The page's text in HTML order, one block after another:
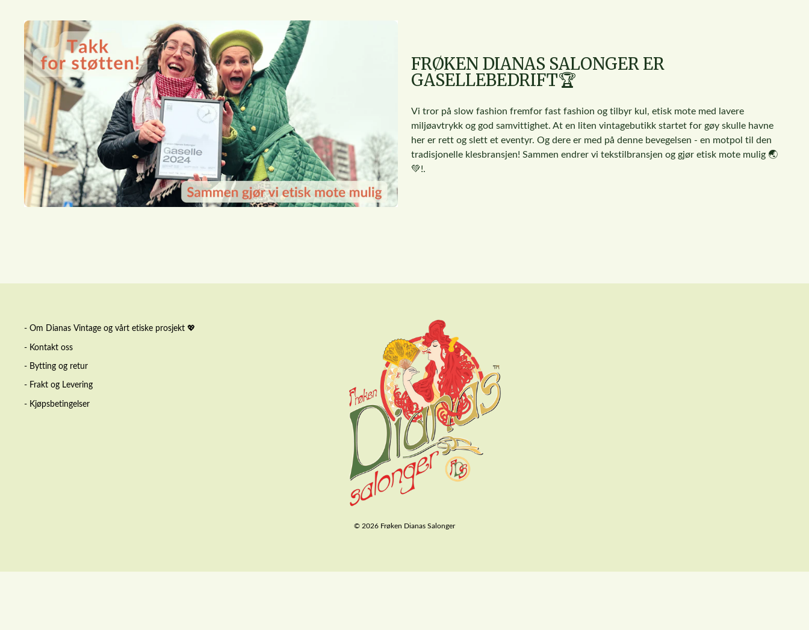
FRØKEN DIANAS SALONGER ER
GASELLEBEDRIFT🏆
Vi tror på slow fashion fremfor fast fashion og tilbyr kul, etisk mote med lavere
miljøavtrykk og god samvittighet. At en liten vintagebutikk startet for gøy skulle havne
her er rett og slett et eventyr. Og dere er med på denne bevegelsen - en motpol til den
tradisjonelle klesbransjen! Sammen endrer vi tekstilbransjen og gjør etisk mote mulig 🌏
💚!.
- Om Dianas Vintage og vårt etiske prosjekt 💖
- Kontakt oss
- Bytting og retur
- Frakt og Levering
- Kjøpsbetingelser
© 2026 Frøken Dianas Salonger